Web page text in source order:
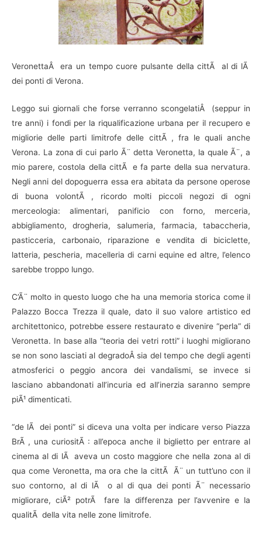
VeronettaÂ era un tempo cuore pulsante della cittÃ al di lÃ
dei ponti di Verona.
Leggo sui giornali che forse verranno scongelatiÂ (seppur in
tre anni) i fondi per la riqualificazione urbana per il recupero e
migliorie delle parti limitrofe delle cittÃ , fra le quali anche
Verona. La zona di cui parlo Ã¨ detta Veronetta, la quale Ã¨, a
mio parere, costola della cittÃ e fa parte della sua nervatura.
Negli anni del dopoguerra essa era abitata da persone operose
di buona volontÃ , ricordo molti piccoli negozi di ogni
merceologia: alimentari, panificio con forno, merceria,
abbigliamento, drogheria, salumeria, farmacia, tabaccheria,
pasticceria, carbonaio, riparazione e vendita di biciclette,
latteria, pescheria, macelleria di carni equine ed altre, l’elenco
sarebbe troppo lungo.
C’Ã¨ molto in questo luogo che ha una memoria storica come il
Palazzo Bocca Trezza il quale, dato il suo valore artistico ed
architettonico, potrebbe essere restaurato e divenire “perla” di
Veronetta. In base alla “teoria dei vetri rotti” i luoghi migliorano
se non sono lasciati al degradoÂ sia del tempo che degli agenti
atmosferici o peggio ancora dei vandalismi, se invece si
lasciano abbandonati all’incuria ed all’inerzia saranno sempre
piÃ¹ dimenticati.
“de lÃ dei ponti” si diceva una volta per indicare verso Piazza
BrÃ , una curiositÃ : all’epoca anche il biglietto per entrare al
cinema al di lÃ aveva un costo maggiore che nella zona al di
qua come Veronetta, ma ora che la cittÃ Ã¨ un tutt’uno con il
suo contorno, al di lÃ o al di qua dei ponti Ã¨ necessario
migliorare, ciÃ² potrÃ fare la differenza per l’avvenire e la
qualitÃ della vita nelle zone limitrofe.